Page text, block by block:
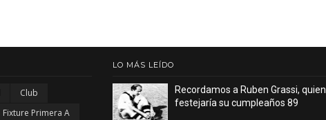
Club
Fixture Primera A
LO MÁS LEÍDO
Recordamos a Ruben Grassi, quien
festejaría su cumpleaños 89